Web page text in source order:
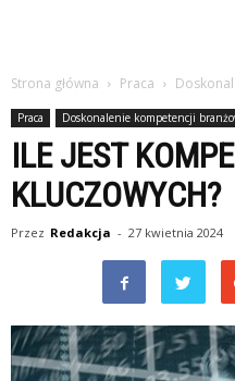
Strona główna Praca
Praca Doskonalenie kompetencji
ILE JEST
KLUCZOWYCH?
Przez Redakcja - 27 kwietnia 2024